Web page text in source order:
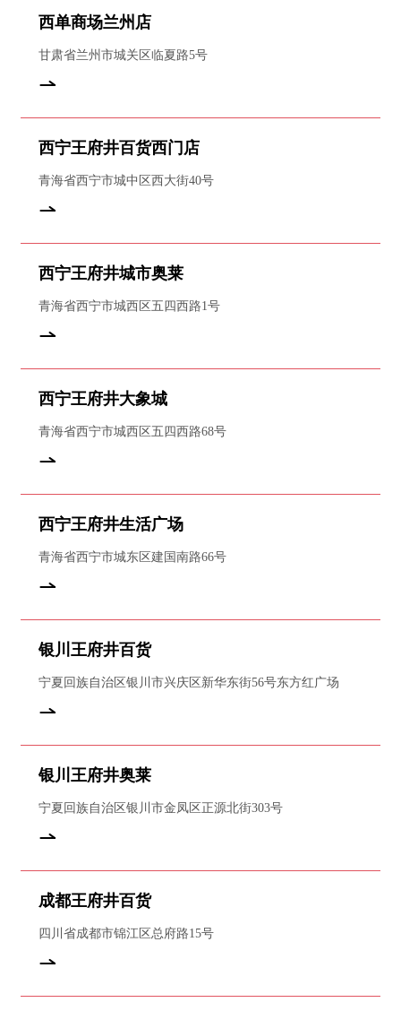
西单商场兰州店
甘肃省兰州市城关区临夏路5号
西宁王府井百货西门店
青海省西宁市城中区西大街40号
西宁王府井城市奥莱
青海省西宁市城西区五四西路1号
西宁王府井大象城
青海省西宁市城西区五四西路68号
西宁王府井生活广场
青海省西宁市城东区建国南路66号
银川王府井百货
宁夏回族自治区银川市兴庆区新华东街56号东方红广场
银川王府井奥莱
宁夏回族自治区银川市金凤区正源北街303号
成都王府井百货
四川省成都市锦江区总府路15号